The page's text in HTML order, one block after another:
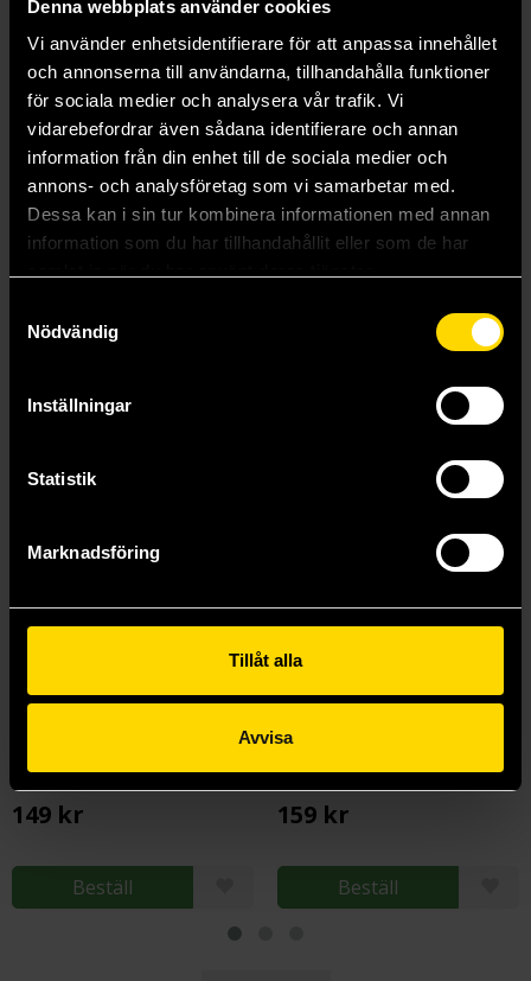
Denna webbplats använder cookies
Vi använder enhetsidentifierare för att anpassa innehållet
och annonserna till användarna, tillhandahålla funktioner
för sociala medier och analysera vår trafik. Vi
vidarebefordrar även sådana identifierare och annan
information från din enhet till de sociala medier och
annons- och analysföretag som vi samarbetar med.
Dessa kan i sin tur kombinera informationen med annan
information som du har tillhandahållit eller som de har
Nödvändig
Inställningar
Statistik
Marknadsföring
Tillåt alla
Avvisa
fighter robots are waiting for them through the Which Ways.
The fate of the galaxy is once again in their hands - they better
not mess it up!
A family with a Magical secret ...
A child with a powerful Gift ...
A story that is out of this world ...
WARNING: Contains Dangerous Space Travel and Very Illegal
Magic
Cressida Cowell
149 kr
Beställ
159 kr
Beställ